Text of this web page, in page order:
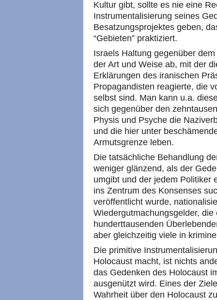
Kultur gibt, sollte es nie eine
Instrumentalisierung seines
Besatzungsprojektes geben,
“Gebieten” praktiziert.
Israels Haltung gegenüber
der Art und Weise ab, mit der
Erklärungen des iranischen
Propagandisten reagierte, die
selbst sind. Man kann u.a.
sich gegenüber den
Physis und Psyche die
und die hier unter
Armutsgrenze leben.
Die tatsächliche Behandlung
weniger glänzend, als der
umgibt und der jedem Politiker
ins Zentrum des Konsenses
veröffentlicht wurde,
Wiedergutmachungsgelder,
hunderttausenden
aber gleichzeitig viele in
Die primitive
Holocaust macht, ist nichts
das Gedenken des Holocaust
ausgenützt wird. Eines der
Wahrheit über den Holocaust